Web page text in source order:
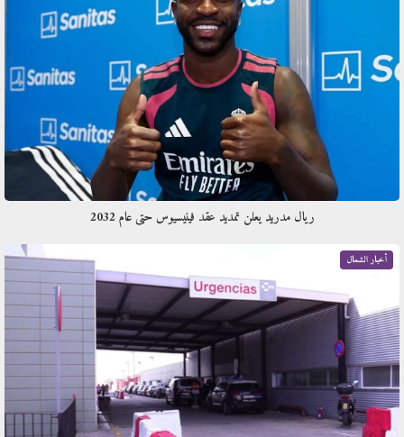
ريال مدريد يعلن تمديد عقد فينيسيوس حتى عام 2032
أخبار الشمال